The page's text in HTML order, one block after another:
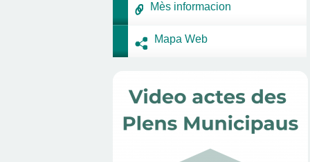
Mès informacion
Mapa Web